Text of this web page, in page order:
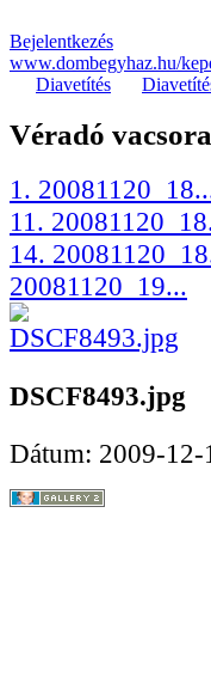
Bejelentkezés
www.dombegyhaz.hu/
Diavetítés
Véradó
1.
11.
14.
20081120_19...
DSCF8493.jpg
Dátum: 2009-12-